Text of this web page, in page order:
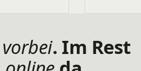
vorbei. Im Rest